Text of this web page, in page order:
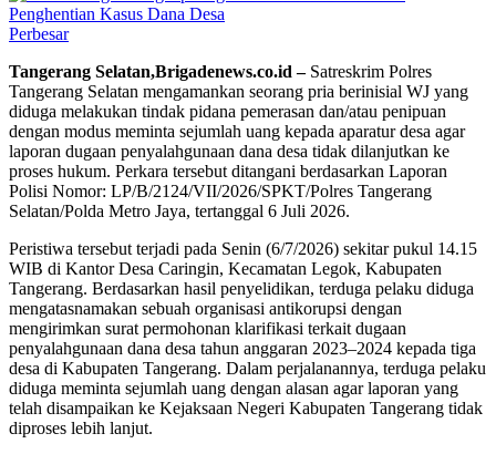
Perbesar
Tangerang Selatan,Brigadenews.co.id –Satreskrim Polres
Tangerang Selatan mengamankan seorang pria berinisial WJ yang
diduga melakukan tindak pidana pemerasan dan/atau penipuan
dengan modus meminta sejumlah uang kepada aparatur desa agar
laporan dugaan penyalahgunaan dana desa tidak dilanjutkan ke
proses hukum. Perkara tersebut ditangani berdasarkan Laporan
Polisi Nomor: LP/B/2124/VII/2026/SPKT/Polres Tangerang
Selatan/Polda Metro Jaya, tertanggal 6 Juli 2026.
Peristiwa tersebut terjadi pada Senin (6/7/2026) sekitar pukul 14.15
WIB di Kantor Desa Caringin, Kecamatan Legok, Kabupaten
Tangerang. Berdasarkan hasil penyelidikan, terduga pelaku diduga
mengatasnamakan sebuah organisasi antikorupsi dengan
mengirimkan surat permohonan klarifikasi terkait dugaan
penyalahgunaan dana desa tahun anggaran 2023–2024 kepada tiga
desa di Kabupaten Tangerang. Dalam perjalanannya, terduga pelaku
diduga meminta sejumlah uang dengan alasan agar laporan yang
telah disampaikan ke Kejaksaan Negeri Kabupaten Tangerang tidak
diproses lebih lanjut.